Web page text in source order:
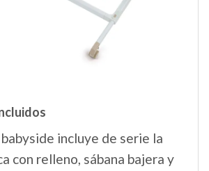
incluye de serie la
con relleno, sábana bajera y